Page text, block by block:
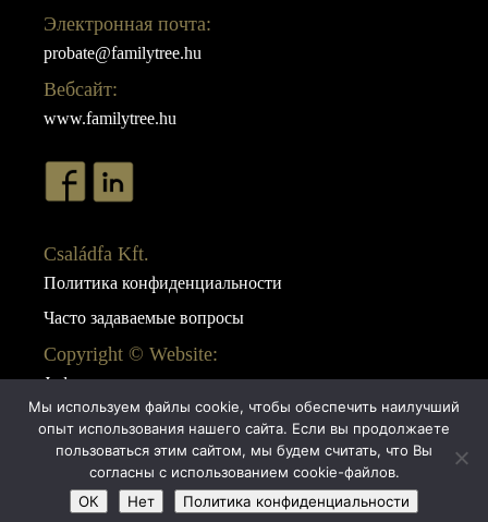
Электронная почта:
probate@familytree.hu
Вебсайт:
www.familytree.hu
Családfa Kft.
Политика конфиденциальности
Часто задаваемые вопросы
Copyright © Website:
Juda
Webdesign:
AB Design
Мы используем файлы cookie, чтобы обеспечить наилучший
опыт использования нашего сайта. Если вы продолжаете
пользоваться этим сайтом, мы будем считать, что Вы
согласны с использованием cookie-файлов.
ОК
Нет Политика конфиденциальности